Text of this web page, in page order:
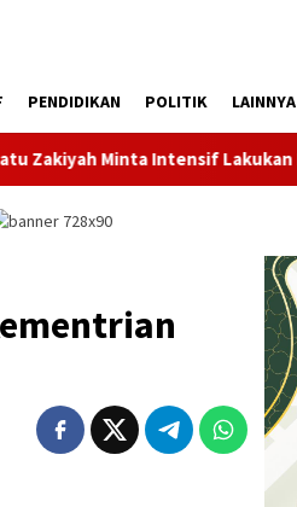
PENDIDIKAN POLITIK LAINNYA
Lakukan Pembinaan Cabor